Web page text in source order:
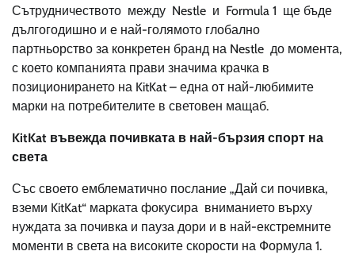
Сътрудничеството между Nestle и Formula 1 ще бъде
дългогодишно и е най-голямото глобално
партньорство за конкретен бранд на Nestle до момента,
с което компанията прави значима крачка в
позиционирането на KitKat – една от най-любимите
марки на потребителите в световен мащаб.
KitKat въвежда почивката в най-бързия спорт на
света
Със своето емблематично послание „Дай си почивка,
вземи KitKat“ марката фокусира вниманието върху
нуждата за почивка и пауза дори и в най-екстремните
моменти в света на високите скорости на Формула 1.